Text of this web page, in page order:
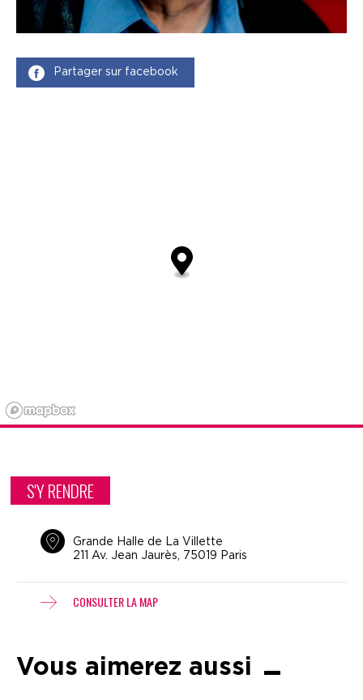
Partager sur facebook
S'Y RENDRE
Grande Halle de La Villette
211 Av. Jean Jaurès, 75019 Paris
CONSULTER LA MAP
Vous aimerez aussi